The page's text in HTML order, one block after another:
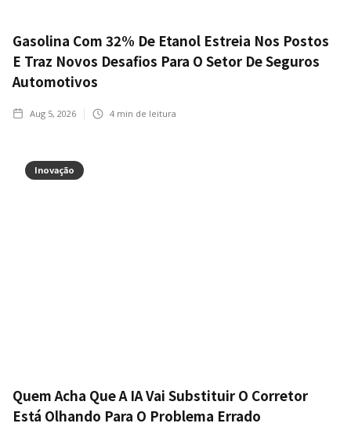
Gasolina Com 32% De Etanol Estreia Nos Postos
E Traz Novos Desafios Para O Setor De Seguros
Automotivos
Aug 5, 2026 4 min de leitura
Inovação
Quem Acha Que A IA Vai Substituir O Corretor
Está Olhando Para O Problema Errado